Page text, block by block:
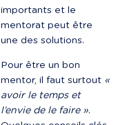
importants et le
mentorat peut être
une des solutions.
Pour être un bon
mentor, il faut surtout «
avoir le temps et
l’envie de le faire ».